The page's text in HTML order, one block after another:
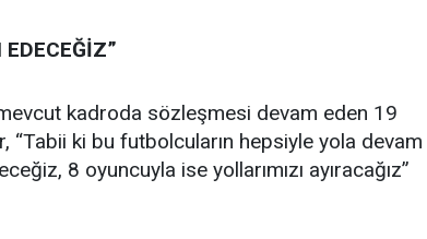
kadroda sözleşmesi devam eden 19
ki bu futbolcuların hepsiyle yola devam
8 oyuncuyla ise yollarımızı ayıracağız”